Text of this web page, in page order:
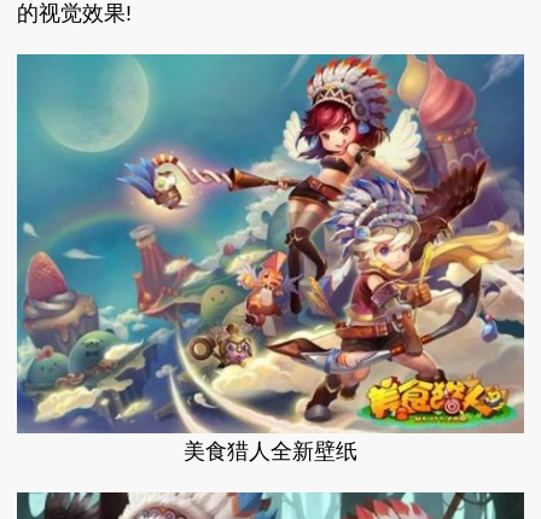
的视觉效果!
美食猎人全新壁纸